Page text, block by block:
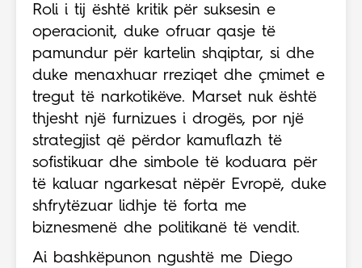
Roli i tij është kritik për suksesin e
operacionit, duke ofruar qasje të
pamundur për kartelin shqiptar, si dhe
duke menaxhuar rreziqet dhe çmimet e
tregut të narkotikëve. Marset nuk është
thjesht një furnizues i drogës, por një
strategjist që përdor kamuflazh të
sofistikuar dhe simbole të koduara për
të kaluar ngarkesat nëpër Evropë, duke
shfrytëzuar lidhje të forta me
biznesmenë dhe politikanë të vendit.
Ai bashkëpunon ngushtë me Diego